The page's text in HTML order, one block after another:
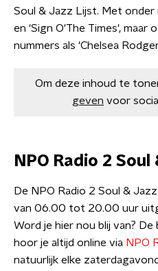
Soul & Jazz Lijst. Met
en 'Sign O'The Times', maar
nummers als 'Chelsea
Om deze inhoud te
geven voor
NPO Radio 2
​De NPO Radio 2 Soul &
van 06.00 tot 20.00 uur
Word je hier nou blij van?
hoor je altijd online via NPO
natuurlijk elke